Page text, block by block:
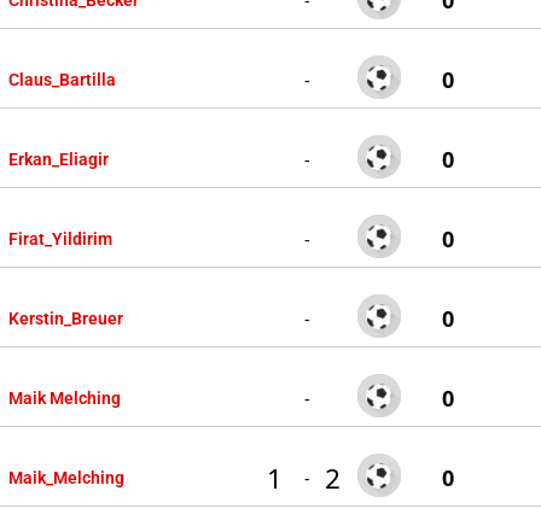
Claus_Bartilla - 0
Erkan_Eliagir - 0
Firat_Yildirim - 0
Kerstin_Breuer - 0
Maik Melching - 0
Maik_Melching 1 - 2 0